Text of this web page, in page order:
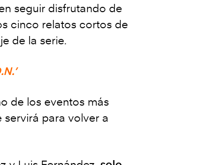
seguir disfrutando de
cinco relatos cortos de
de la serie.
de los eventos más
para volver a